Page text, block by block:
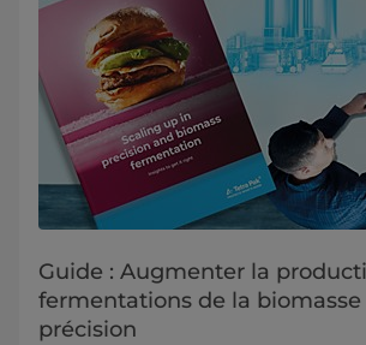
Guide : Augmenter la
fermentations de la biomasse
précision